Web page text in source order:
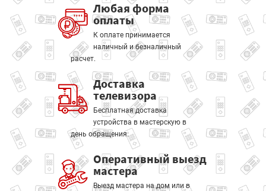
Любая форма
оплаты
К оплате принимается
наличный и безналичный
расчет.
Доставка
телевизора
Бесплатная доставка
устройства в мастерскую в
день обращения.
Оперативный выезд
мастера
Выезд мастера на дом или в